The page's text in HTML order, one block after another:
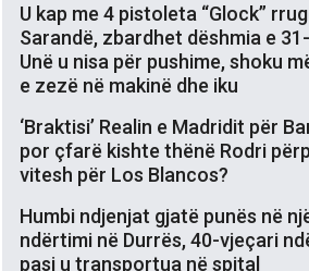
U kap me 4 pistoleta “Glock”
Sarandë, zbardhet dëshmia e
Unë u nisa për pushime, shoku
e zezë në makinë dhe iku
‘Braktisi’ Realin e Madridit për
por çfarë kishte thënë Rodri
vitesh për Los Blancos?
Humbi ndjenjat gjatë punës në
ndërtimi në Durrës, 40-vjeçari
pasi u transportua në spital